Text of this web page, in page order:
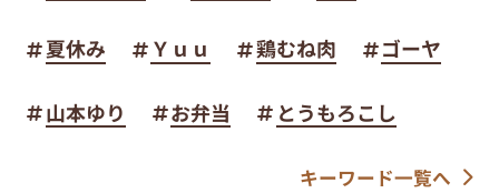
夏休み Ｙｕｕ 鶏むね肉 ゴーヤ
山本ゆり お弁当 とうもろこし
キーワード一覧へ